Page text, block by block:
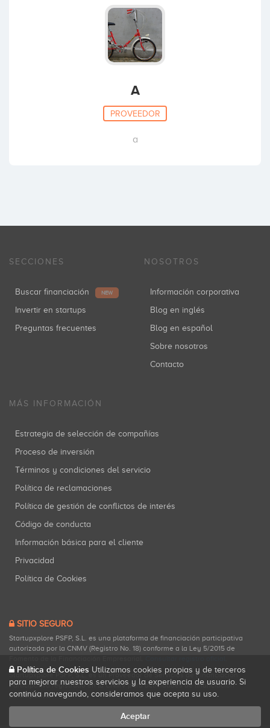
A
PROVEEDOR
a
SECCIONES
Buscar financiación NEW
Invertir en startups
Preguntas frecuentes
NOSOTROS
Información corporativa
Blog en inglés
Blog en español
Sobre nosotros
Contacto
MÁS INFORMACIÓN
Estrategia de selección de compañías
Proceso de inversión
Términos y condiciones del servicio
Política de reclamaciones
Política de gestión de conflictos de interés
Código de conducta
Información básica para el cliente
Privacidad
Política de Cookies
SITIO SEGURO
Startupxplore PSFP, S.L. es una plataforma de financiación participativa
autorizada por la CNMV (Registro No. 18) conforme a la Ley 5/2015 de
Startupxplore PSFP, S.L. es un Proveedor de Servicios de Financiación
Participativa registrado en la CNMV para actividades de financiación
participativa.
Política de Cookies Utilizamos cookies propias y de terceros
para mejorar nuestros servicios y la experiencia de usuario. Si
continúa navegando, consideramos que acepta su uso.
Aceptar